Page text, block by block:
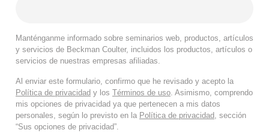
Manténganme informado sobre seminarios web, productos, artículos
y servicios de Beckman Coulter, incluidos los productos, artículos o
servicios de nuestras empresas afiliadas.
Al enviar este formulario, confirmo que he revisado y acepto la
Política de privacidad y los Términos de uso. Asimismo, comprendo
mis opciones de privacidad ya que pertenecen a mis datos
personales, según lo previsto en la Política de privacidad, sección
“Sus opciones de privacidad”.